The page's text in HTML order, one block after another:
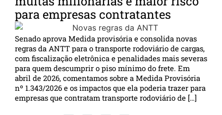
para empresas contratantes
Senado aprova Medida provisória e consolida novas
regras da ANTT para o transporte rodoviário de cargas,
com fiscalização eletrônica e penalidades mais severas
para quem descumprir o piso mínimo do frete. Em
abril de 2026, comentamos sobre a Medida Provisória
nº 1.343/2026 e os impactos que ela poderia trazer para
empresas que contratam transporte rodoviário de […]